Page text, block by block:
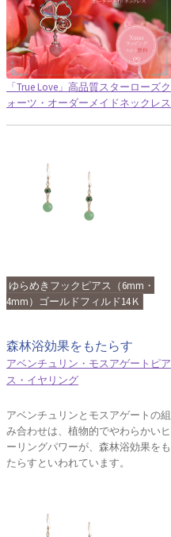
「True Love」高品質スターローズク
ォーツ・オーダーメイドネックレス
ゆらめきフックピアス（6mm・
4mm）ゴールドフィルド14Ｋ
森林浴効果をもたらす
アベンチュリン・モスアゲートピア
ス・イヤリング
アベンチュリンとモスアゲートの組
み合わせは、植物的でやわらかいヒ
ーリングパワーが、森林浴効果をも
たらすといわれています。